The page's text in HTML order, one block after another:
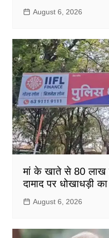
August 6, 2026
मां के खाते से 80 लाख
दामाद पर धोखाधड़ी
August 6, 2026